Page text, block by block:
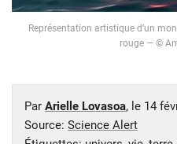
Représentation artistique d’un
rouge — ©
Par Arielle Lovasoa, le 14
Source: Science Alert